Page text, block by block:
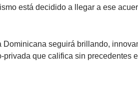
está decidido a llegar a ese
seguirá brillando,
que califica sin precedentes